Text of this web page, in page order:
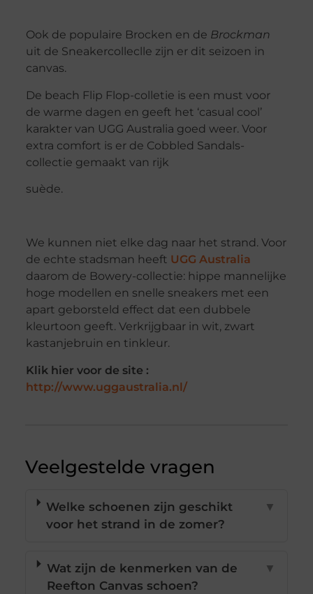
Ook de populaire Brocken en de Brockman
uit de Sneakercolleclle zijn er dit seizoen in
canvas.
De beach Flip Flop-colletie is een must voor
de warme dagen en geeft het ‘casual cool’
karakter van UGG Australia goed weer. Voor
extra comfort is er de Cobbled Sandals-
collectie gemaakt van rijk
suède.
We kunnen niet elke dag naar het strand. Voor
de echte stadsman heeft UGG Australia
daarom de Bowery-collectie: hippe mannelijke
hoge modellen en snelle sneakers met een
apart geborsteld effect dat een dubbele
kleurtoon geeft. Verkrijgbaar in wit, zwart
kastanjebruin en tinkleur.
Klik hier voor de site :
http://www.uggaustralia.nl/
Veelgestelde vragen
Welke schoenen zijn geschikt
voor het strand in de zomer?
▼
Wat zijn de kenmerken van de
Reefton Canvas schoen?
▼